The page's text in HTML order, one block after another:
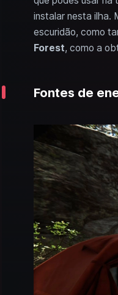
instalar nesta ilha.
escuridão, como
Forest, como a
Fontes de